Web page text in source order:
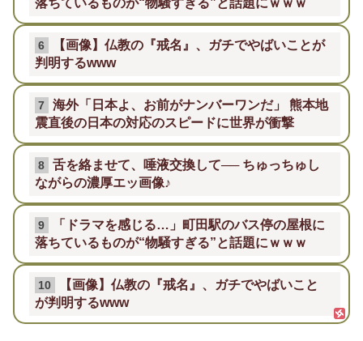
落ちているものが“物騒すぎる”と話題にｗｗｗ
6
【画像】仏教の『戒名』、ガチでやばいことが
判明するwww
7
海外「日本よ、お前がナンバーワンだ」 熊本地
震直後の日本の対応のスピードに世界が衝撃
8
舌を絡ませて、唾液交換して── ちゅっちゅし
ながらの濃厚エッ画像♪
9
「ドラマを感じる…」町田駅のバス停の屋根に
落ちているものが“物騒すぎる”と話題にｗｗｗ
10
【画像】仏教の『戒名』、ガチでやばいこと
が判明するwww